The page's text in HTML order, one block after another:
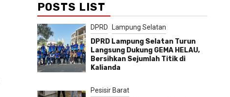
POSTS LIST
DPRD Lampung Selatan
DPRD Lampung Selatan Turun
Langsung Dukung GEMA HELAU,
Bersihkan Sejumlah Titik di
Kalianda
Pesisir Barat